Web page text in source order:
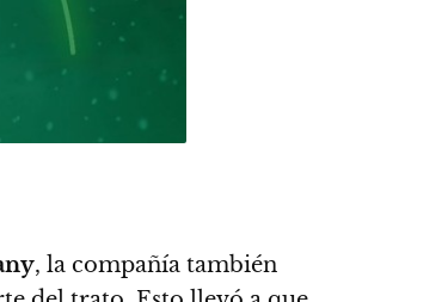
, la compañía también